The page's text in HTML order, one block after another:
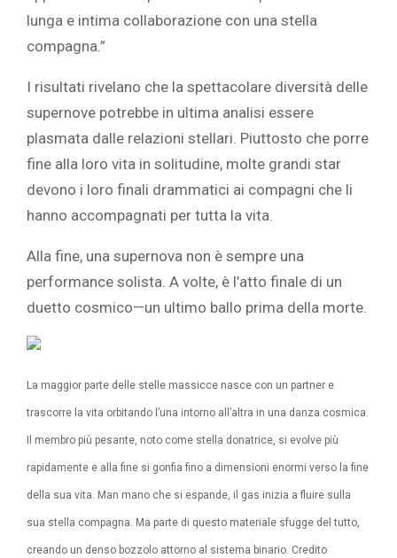
lunga e intima collaborazione con una stella
compagna.”
I risultati rivelano che la spettacolare diversità delle
supernove potrebbe in ultima analisi essere
plasmata dalle relazioni stellari. Piuttosto che porre
fine alla loro vita in solitudine, molte grandi star
devono i loro finali drammatici ai compagni che li
hanno accompagnati per tutta la vita.
Alla fine, una supernova non è sempre una
performance solista. A volte, è l’atto finale di un
duetto cosmico—un ultimo ballo prima della morte.
La maggior parte delle stelle massicce nasce con un partner e
trascorre la vita orbitando l’una intorno all’altra in una danza cosmica.
Il membro più pesante, noto come stella donatrice, si evolve più
rapidamente e alla fine si gonfia fino a dimensioni enormi verso la fine
della sua vita. Man mano che si espande, il gas inizia a fluire sulla
sua stella compagna. Ma parte di questo materiale sfugge del tutto,
creando un denso bozzolo attorno al sistema binario. Credito